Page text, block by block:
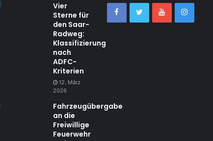
Vier
Sterne für
den Saar-
Radweg:
Klassifizierung
nach
ADFC-
Kriterien
12. März
2026
Fahrzeugübergabe
an die
Freiwillige
Feuerwehr